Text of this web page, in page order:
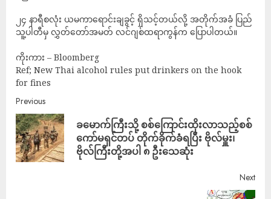
၂၄ နာရီစလုံး ယမကာရောင်းချခွင့် ရှိသင့်တယ်လို့ အတိုက်အခံ ပြည်
သူ့ပါတီမှ လွှတ်တော်အမတ် လင်ဂျစ်ထရာကွန်က ပြောပါတယ်။
ကိုးကား – Bloomberg
Ref; New Thai alcohol rules put drinkers on the hook
for fines
Previous
ခမောက်ကြီးသို့ စစ်ကြောင်းထိုးလာသည့်စစ်
ကော်မရှင်တပ် တိုက်ခိုက်ခံရပြီး ဗိုလ်မှူး၊
ဗိုလ်ကြီးတို့အပါ ၈ ဦးသေဆုံး
Next